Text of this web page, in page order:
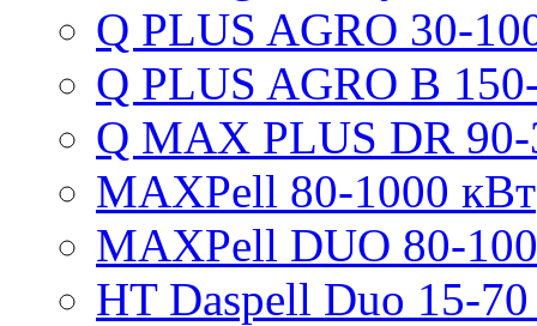
Q PLUS AGRO 30-
Q PLUS AGRO B
Q MAX PLUS DR
MAXPell 80-1000 кВт
MAXPell DUO 80-
HT Daspell Duo 15-